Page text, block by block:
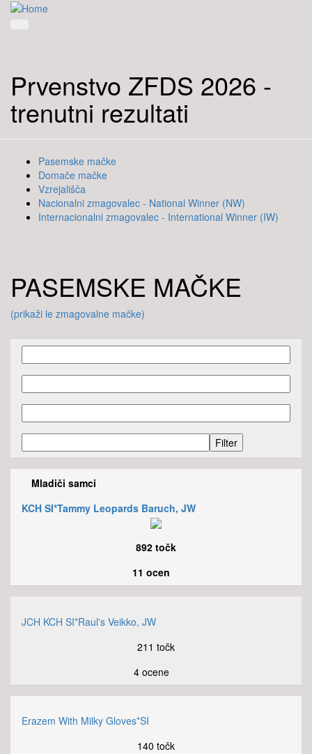
Prvenstvo ZFDS 2026 -
trenutni rezultati
Pasemske mačke
Domače mačke
Vzrejališča
Nacionalni zmagovalec - National Winner (NW)
Internacionalni zmagovalec - International Winner (IW)
PASEMSKE MAČKE
(prikaži le zmagovalne mačke)
Mladiči samci
KCH SI*Tammy Leopards Baruch, JW
892 točk
11 ocen
JCH KCH SI*Raul's Veikko, JW
211 točk
4 ocene
Erazem With Milky Gloves*SI
140 točk